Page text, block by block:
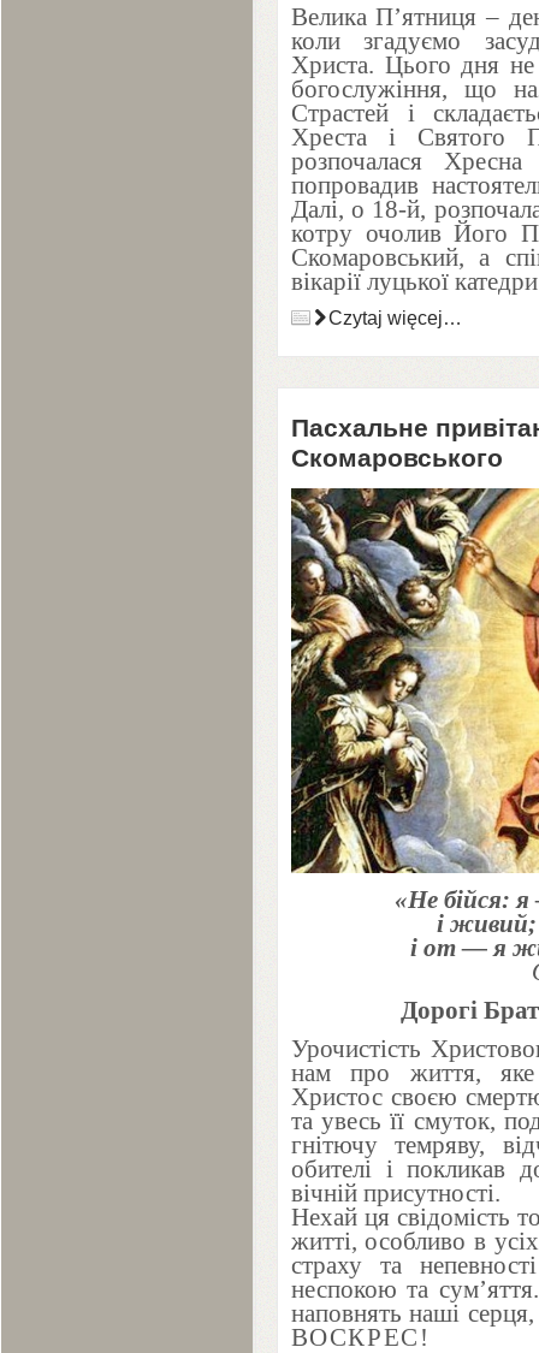
Велика П’ятниця –
коли згадуємо
Христа. Цього дня
богослужіння, що
Страстей і
Хреста і
розпочалася
попровадив
Далі, о 18-й,
котру очолив Його
Скомаровський, а
вікарії луцької
Czytaj więcej…
Пасхальне
Скомаровського
«Не бійся:
і живий;
і от — я
Дорогі
Урочистість
нам про життя, яке
Христос своєю
та увесь її смуток,
гнітючу темряву,
обителі і покликав
вічній присутності.
Нехай ця свідомість
житті, особливо в
страху та
неспокою та
наповнять наші
ВОСКРЕС !